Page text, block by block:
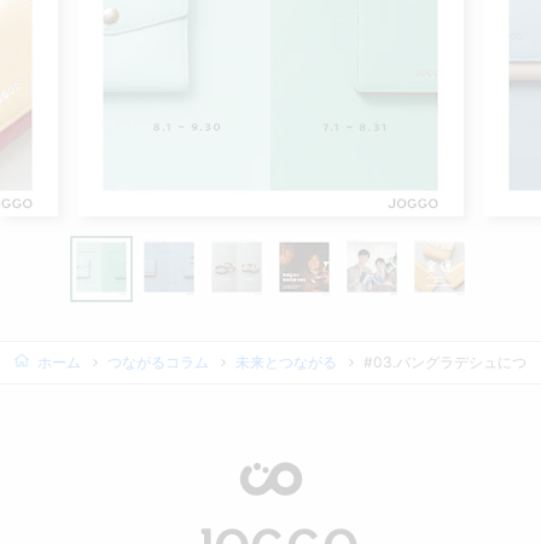
ホーム つながるコラム 未来とつながる #03.バングラデシュにつ